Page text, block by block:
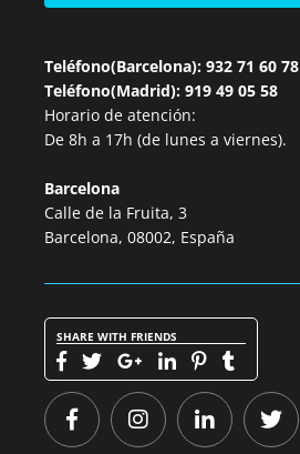
Teléfono(Barcelona): 932 71 60 78
Teléfono(Madrid): 919 49 05 58
Horario de atención:
De 8h a 17h (de lunes a viernes).
Barcelona
Calle de la Fruita, 3
Barcelona, 08002, España
SHARE WITH FRIENDS